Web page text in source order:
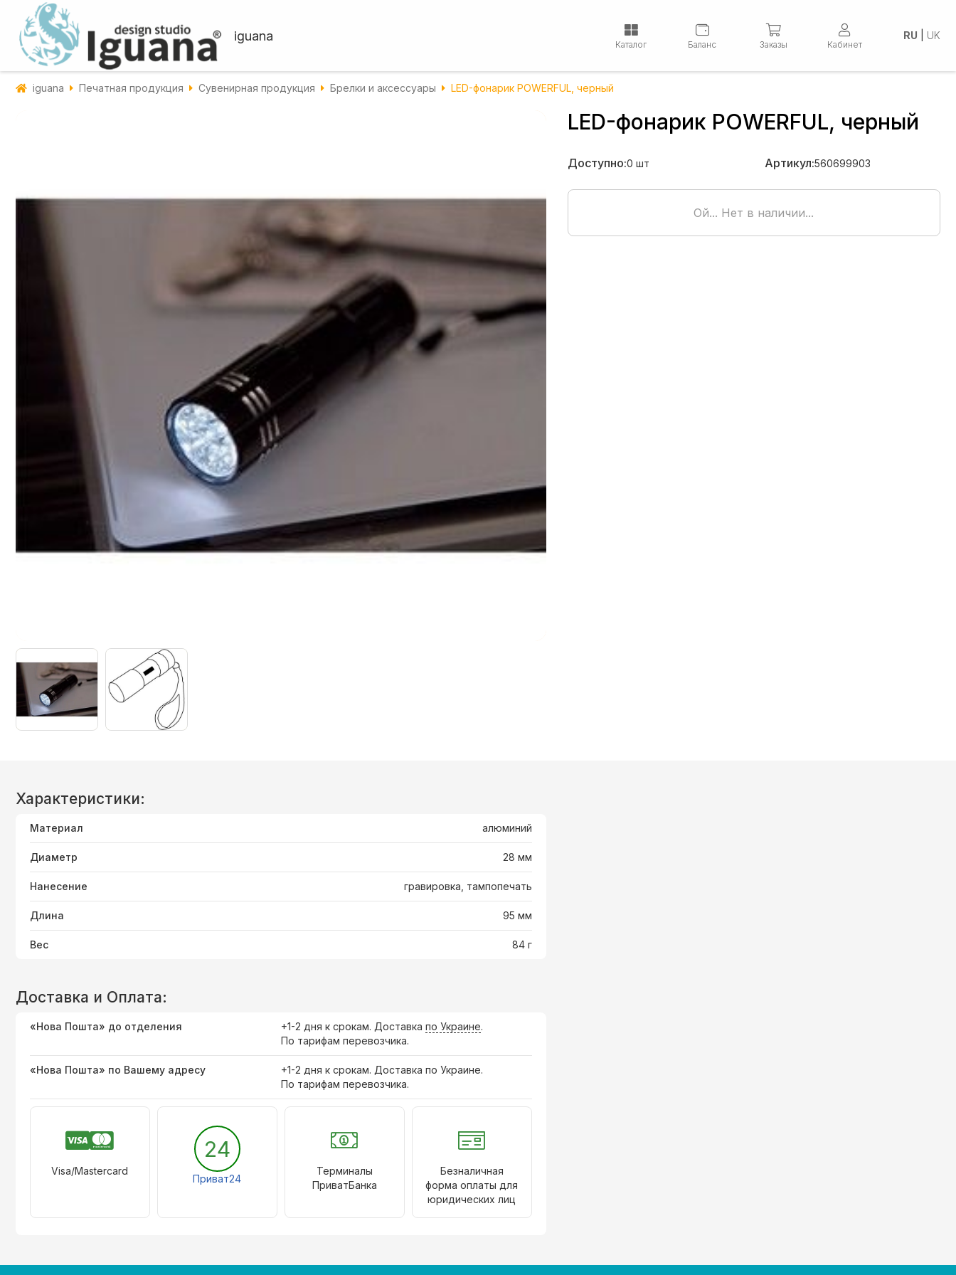
iguana
Каталог Баланс Заказы Кабинет
RU UK
iguana Печатная продукция Сувенирная продукция Брелки и аксессуары LED-фонарик POWERFUL, черный
LED-фонарик POWERFUL, черный
Доступно:0 шт Артикул:560699903
Ой... Нет в наличии...
Характеристики:
Материал алюминий
Диаметр 28 мм
Нанесение гравировка, тампопечать
Длина 95 мм
Вес 84 г
Доставка и Оплата:
«Нова Пошта» до отделения +1-2 дня к срокам. Доставка по Украине.
По тарифам перевозчика.
«Нова Пошта» по Вашему адресу
+1-2 дня к срокам. Доставка по Украине.
По тарифам перевозчика.
Visa/Mastercard
24
Приват24
Терминалы
ПриватБанка
Безналичная
форма оплаты для
юридических лиц